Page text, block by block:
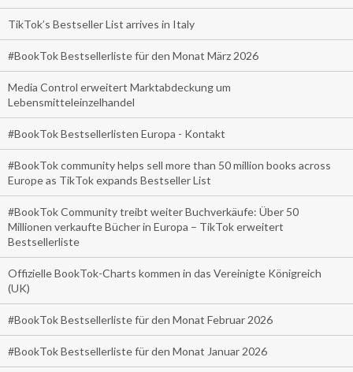
TikTok’s Bestseller List arrives in Italy
#BookTok Bestsellerliste für den Monat März 2026
Media Control erweitert Marktabdeckung um
Lebensmitteleinzelhandel
#BookTok Bestsellerlisten Europa - Kontakt
#BookTok community helps sell more than 50 million books across
Europe as TikTok expands Bestseller List
#BookTok Community treibt weiter Buchverkäufe: Über 50
Millionen verkaufte Bücher in Europa – TikTok erweitert
Bestsellerliste
Offizielle BookTok-Charts kommen in das Vereinigte Königreich
(UK)
#BookTok Bestsellerliste für den Monat Februar 2026
#BookTok Bestsellerliste für den Monat Januar 2026